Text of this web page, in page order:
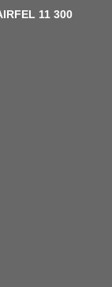
11 300